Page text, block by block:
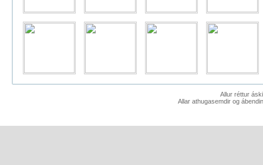
Allur réttur
Allar athugasemdir og